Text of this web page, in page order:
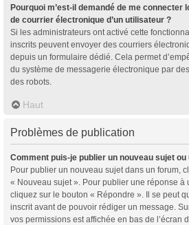
Pourquoi m’est-il demandé de me connecter
de courrier électronique d’un utilisateur ?
Si les administrateurs ont activé cette
inscrits peuvent envoyer des courriers
depuis un formulaire dédié. Cela permet
du système de messagerie électronique par
des robots.
Haut
Problèmes de publication
Comment puis-je publier un nouveau sujet ou
Pour publier un nouveau sujet dans un forum,
« Nouveau sujet ». Pour publier une réponse à
cliquez sur le bouton « Répondre ». Il se peut
inscrit avant de pouvoir rédiger un message.
vos permissions est affichée en bas de l’écran